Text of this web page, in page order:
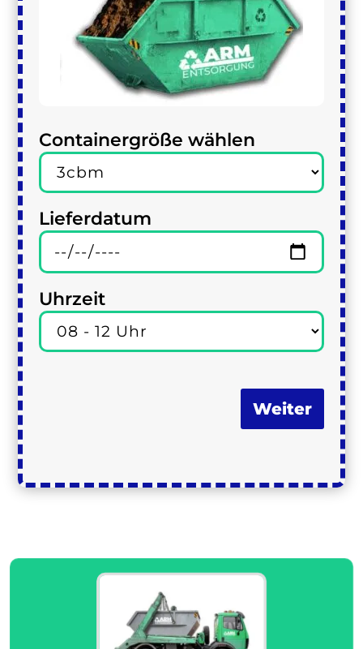
Containergröße wählen
Lieferdatum
Uhrzeit
Weiter